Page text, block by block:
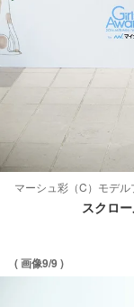
マーシュ彩（C）モデル
スクロ
( 画像9/9 )